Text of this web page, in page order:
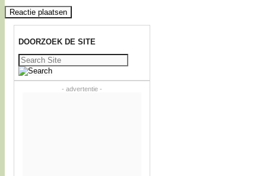
DOORZOEK DE SITE
Zoeken
naar:
- advertentie -